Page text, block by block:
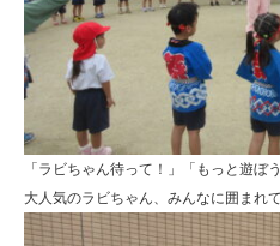
「ラビちゃん待って！」「もっと遊ぼう
大人気のラビちゃん、みんなに囲まれ